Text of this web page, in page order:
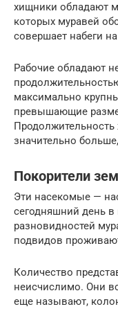
хищники обладают
которых муравей
совершает набеги
Рабочие обладают
максимально
превышающие
значительно
Покорители
Эти насекомые —
сегодняшний день в
разновидностей
подвидов
Количество
неисчислимо. Они
еще называют,